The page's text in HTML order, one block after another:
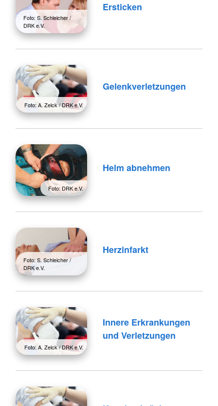
Foto: S. Schleicher /
DRK e.V.
Ersticken
Foto: A. Zelck / DRK e.V.
Gelenkverletzungen
Foto: DRK e.V.
Helm abnehmen
Foto: S. Schleicher /
DRK e.V.
Herzinfarkt
Foto: A. Zelck / DRK e.V.
Innere Erkrankungen
und Verletzungen